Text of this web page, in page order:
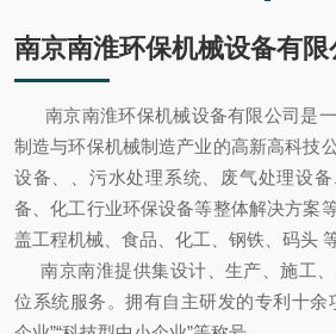
南京南淮环保机械设备有限
南京南淮环保机械设备有限公司是
制造与环保机械制造产业的高新高科技
设备、、污水处理系统、废气处理设
备、化工行业环保设备等整体解决方案
盖工程机械、食品、化工、钢铁、码头
南京南淮提供集设计、生产、施工
位系统服务。拥有自主研发的专利十余